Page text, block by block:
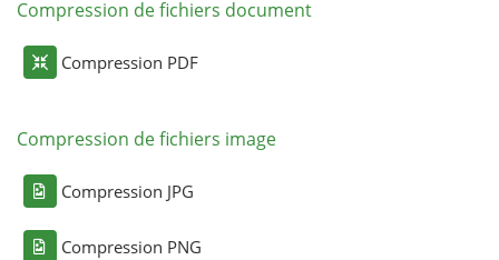
Compression de fichiers document
Compression PDF
Compression de fichiers image
Compression JPG
Compression PNG